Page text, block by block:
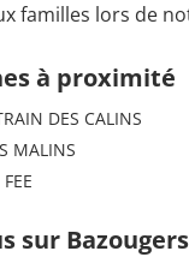
familles lors de
à proximité
DES CALINS
MALINS
sur Bazougers